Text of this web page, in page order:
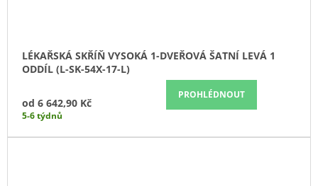
LÉKAŘSKÁ SKŘÍŇ VYSOKÁ 1-DVEŘOVÁ ŠATNÍ LEVÁ 1
ODDÍL (L-SK-54X-17-L)
od 6 642,90 Kč
PROHLÉDNOUT
5-6 týdnů